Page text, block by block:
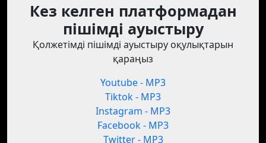
Кез келген платформадан
пішімді ауыстыру
Қолжетімді пішімді ауыстыру оқулықтарын
қараңыз
Youtube - MP3
Tiktok - MP3
Instagram - MP3
Facebook - MP3
Twitter - MP3